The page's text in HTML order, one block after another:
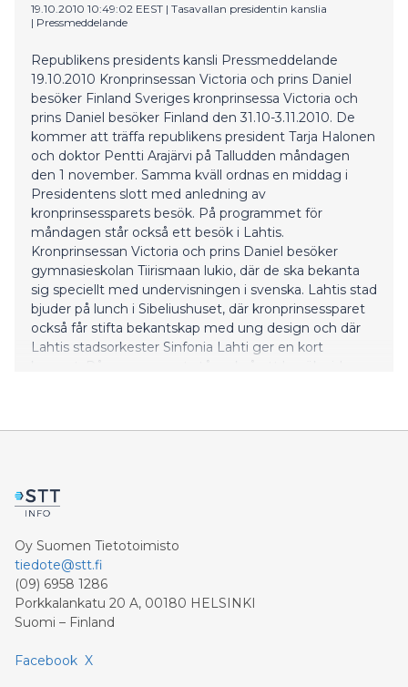
19.10.2010 10:49:02 EEST | Tasavallan presidentin kanslia
| Pressmeddelande
Republikens presidents kansli Pressmeddelande
19.10.2010 Kronprinsessan Victoria och prins Daniel
besöker Finland Sveriges kronprinsessa Victoria och
prins Daniel besöker Finland den 31.10-3.11.2010. De
kommer att träffa republikens president Tarja Halonen
och doktor Pentti Arajärvi på Talludden måndagen
den 1 november. Samma kväll ordnas en middag i
Presidentens slott med anledning av
kronprinsessparets besök. På programmet för
måndagen står också ett besök i Lahtis.
Kronprinsessan Victoria och prins Daniel besöker
gymnasieskolan Tiirismaan lukio, där de ska bekanta
sig speciellt med undervisningen i svenska. Lahtis stad
bjuder på lunch i Sibeliushuset, där kronprinsessparet
också får stifta bekantskap med ung design och där
Lahtis stadsorkester Sinfonia Lahti ger en kort
konsert. På programmet står också ett besök vid
Oy Suomen Tietotoimisto
tiedote@stt.fi
(09) 6958 1286
Porkkalankatu 20 A, 00180 HELSINKI
Suomi – Finland
Facebook X